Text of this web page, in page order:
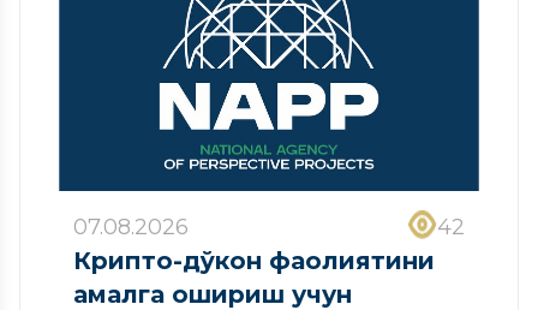
07.08.2026 42
Крипто-дўкон фаолиятини
амалга ошириш учун